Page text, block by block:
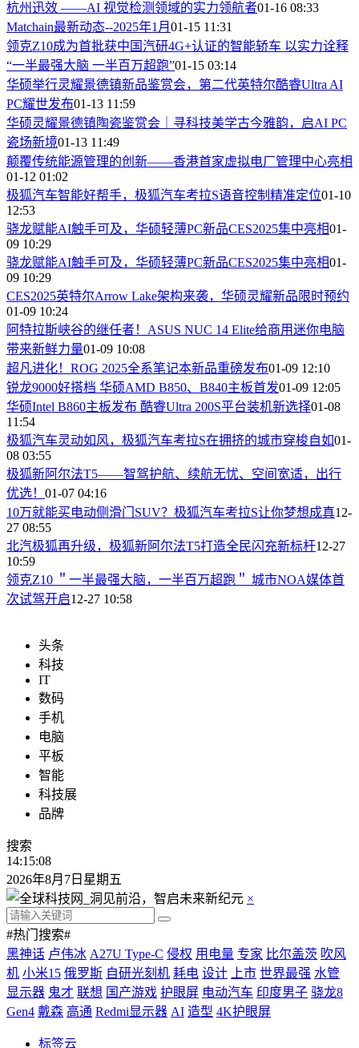
杭州迅效 ——AI 视觉检测领域的实力领航者01-16 08:33
Matchain最新动态--2025年1月 01-15 11:31
领克Z10成为首批获中国汽研4G+认证的智能轿车 以实力诠释
“一半最强大脑 一半百万超跑”01-15 03:14
华硕举行灵耀景德镇新品鉴赏会，第二代英特尔酷睿Ultra AI
PC耀世发布01-13 11:59
华硕灵耀景德镇陶瓷鉴赏会｜寻科技美学古今雅韵，启AI PC
瓷场新境01-13 11:49
颠覆传统能源管理的创新——香港首家虚拟电厂管理中心亮相
01-12 01:02
极狐汽车智能好帮手，极狐汽车考拉S语音控制精准定位01-10
12:53
骁龙赋能AI触手可及，华硕轻薄PC新品CES2025集中亮相01-
09 10:29
骁龙赋能AI触手可及，华硕轻薄PC新品CES2025集中亮相01-
09 10:29
CES2025英特尔Arrow Lake架构来袭，华硕灵耀新品限时预约
01-09 10:24
阿特拉斯峡谷的继任者！ASUS NUC 14 Elite给商用迷你电脑
带来新鲜力量01-09 10:08
超凡进化！ROG 2025全系笔记本新品重磅发布01-09 12:10
锐龙9000好搭档 华硕AMD B850、B840主板首发01-09 12:05
华硕Intel B860主板发布 酷睿Ultra 200S平台装机新选择01-08
11:54
极狐汽车灵动如风，极狐汽车考拉S在拥挤的城市穿梭自如01-
08 03:55
​极狐新阿尔法T5——智驾护航、续航无忧、空间宽适，出行
优选！ 01-07 04:16
​10万就能买电动侧滑门SUV？极狐汽车考拉S让你梦想成真12-
27 08:55
北汽极狐再升级，极狐新阿尔法T5打造全民闪充新标杆12-27
10:59
领克Z10 ＂一半最强大脑，一半百万超跑＂ 城市NOA媒体首
次试驾开启12-27 10:58
头条
科技
IT
数码
手机
电脑
平板
智能
科技展
品牌
搜索
14:15:09
2026年8月7日星期五
×
#热门搜索#
黑神话 卢伟冰 A27U Type-C 侵权 用电量 专家 比尔盖茨 吹风
机 小米15 俄罗斯 自研光刻机 耗电 设计 上市 世界最强 水管
显示器 鬼才 联想 国产游戏 护眼屏 电动汽车 印度男子 骁龙8
Gen4 戴森 高通 Redmi显示器 AI 造型 4K护眼屏
标签云